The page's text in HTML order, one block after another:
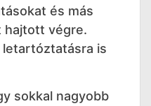
és más
hajtott végre.
is
sokkal nagyobb